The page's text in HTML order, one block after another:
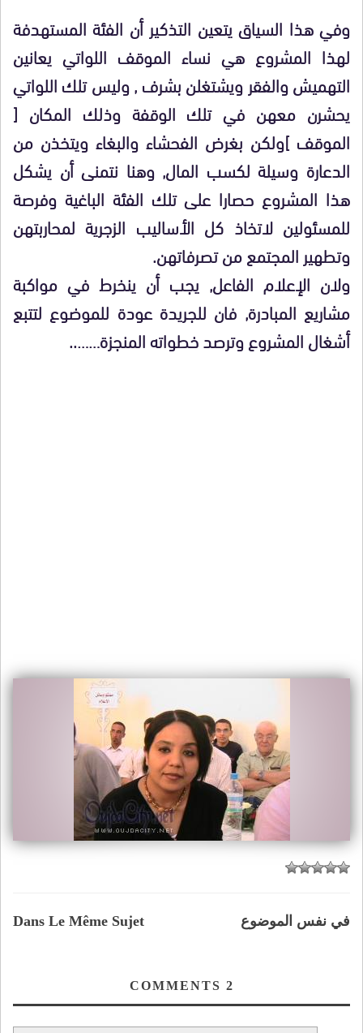
وفي هذا السياق يتعين التذكير أن الفئة المستهدفة
لهذا المشروع هي نساء الموقف اللواتي يعانين
التهميش والفقر ويشتغلن بشرف , وليس تلك اللواتي
يحشرن معهن في تلك الوقفة وذلك المكان [
الموقف ]ولكن بغرض الفحشاء والبغاء ويتخذن من
الدعارة وسيلة لكسب المال, وهنا نتمنى أن يشكل
هذا المشروع حصارا على تلك الفئة الباغية وفرصة
للمسئولين لاتخاذ كل الأساليب الزجرية لمحاربتهن
وتطهير المجتمع من تصرفاتهن.
ولان الإعلام الفاعل, يجب أن ينخرط في مواكبة
مشاريع المبادرة, فان للجريدة عودة للموضوع لتتبع
أشغال المشروع وترصد خطواته المنجزة……..
Dans Le Même Sujet في نفس الموضوع
2